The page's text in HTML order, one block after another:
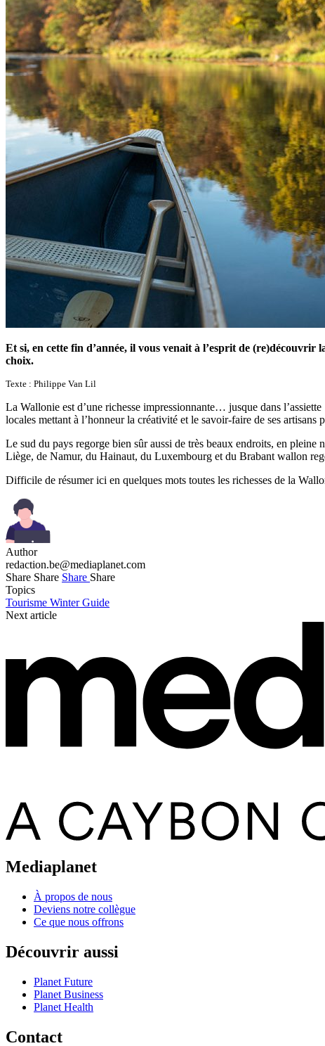
Et si, en cette fin d’année, il vous venait à l’esprit de (re)découvrir
choix.
Texte : Philippe Van Lil
La Wallonie est d’une richesse impressionnante… jusque dans
locales mettant à l’honneur la créativité et le savoir-faire de ses
Le sud du pays regorge bien sûr aussi de très beaux endroits, en
Liège, de Namur, du Hainaut, du Luxembourg et du Brabant wallon
Difficile de résumer ici en quelques mots toutes les richesses de la
Author
redaction.be@mediaplanet.com
Share Share Share Share
Topics
Tourisme Winter Guide
Next article
Mediaplanet
À propos de nous
Deviens notre collègue
Ce que nous offrons
Découvrir aussi
Planet Future
Planet Business
Planet Health
Contact